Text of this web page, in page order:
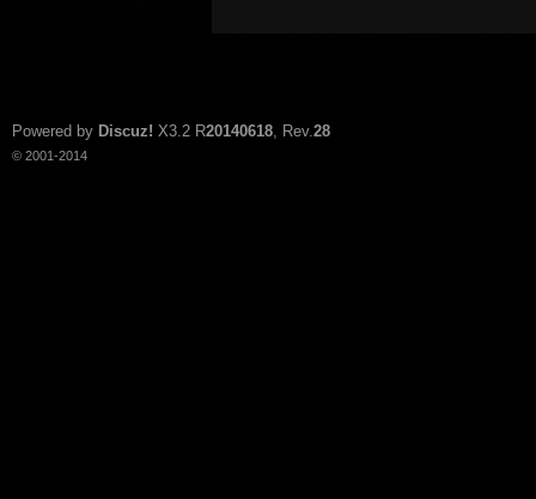
Powered by Discuz! X3.2 R20140618, Rev.28
© 2001-2014